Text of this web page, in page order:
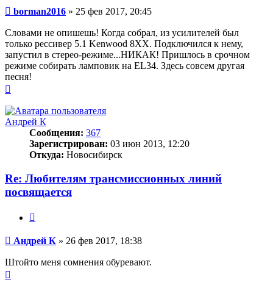
Сообщение
borman2016 » 25 фев 2017, 20:45
Словами не опишешь! Когда собрал, из усилителей был
только рессивер 5.1 Kenwood 8XX. Подключился к нему,
запустил в стерео-режиме...НИКАК! Пришлось в срочном
режиме собирать ламповик на EL34. Здесь совсем другая
песня!
началу
Андрей К
Сообщения: 367
Зарегистрирован: 03 июн 2013, 12:20
Откуда: Новосибирск
Re: Любителям трансмиссионных линий
посвящается
Сообщение
Андрей К » 26 фев 2017, 18:38
Штойто меня сомнения обуревают.